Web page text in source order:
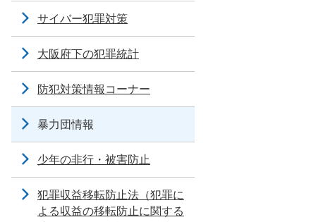
サイバー犯罪対策
大阪府下の犯罪統計
防犯対策情報コーナー
暴力団情報
少年の非行・被害防止
犯罪収益移転防止法（犯罪に
よる収益の移転防止に関する